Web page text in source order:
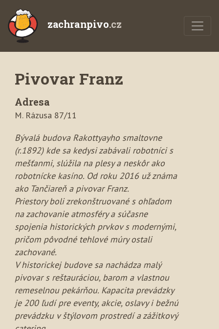
zachranpivo.cz
Pivovar Franz
Adresa
M. Rázusa 87/11
Bývalá budova Rakottyayho smaltovne
(r.1892) kde sa kedysi zabávali robotníci s
mešťanmi, slúžila na plesy a neskôr ako
robotnícke kasíno. Od roku 2016 už známa
ako Tančiareň a pivovar Franz.
Priestory boli zrekonštruované s ohľadom
na zachovanie atmosféry a súčasne
spojenia historických prvkov s modernými,
pričom pôvodné tehlové múry ostali
zachované.
V historickej budove sa nachádza malý
pivovar s reštauráciou, barom a vlastnou
remeselnou pekárňou. Kapacita prevádzky
je 200 ľudí pre eventy, akcie, oslavy i bežnú
prevádzku v štýlovom prostredí a zážitkový